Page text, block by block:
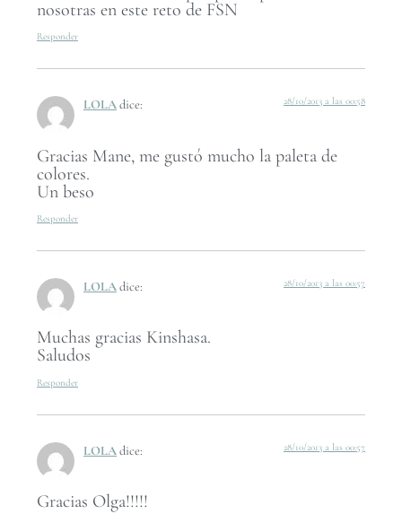
nosotras en este reto de FSN
Responder
LOLAdice: 28/10/2013 a las 00:58
Gracias Mane, me gustó mucho la paleta de
colores.
Un beso
Responder
LOLAdice: 28/10/2013 a las 00:57
Muchas gracias Kinshasa.
Saludos
Responder
LOLAdice: 28/10/2013 a las 00:57
Gracias Olga!!!!!